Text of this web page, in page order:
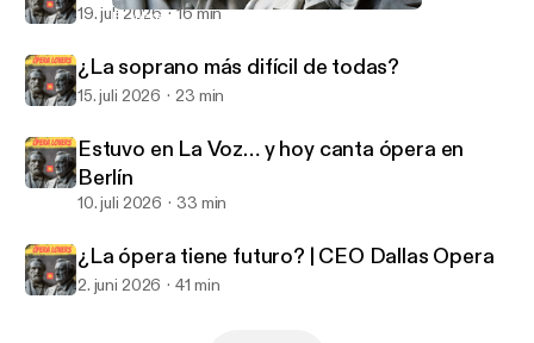
El secreto que casi ningún tenor entiende
19. juli 2026 16 min
¿La soprano más difícil de todas?
15. juli 2026 23 min
Estuvo en La Voz… y hoy canta ópera en
Berlín
10. juli 2026 33 min
¿La ópera tiene futuro? | CEO Dallas Opera
2. juni 2026 41 min